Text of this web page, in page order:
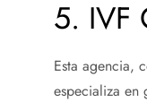
5. IVF
Esta agencia,
especializa en